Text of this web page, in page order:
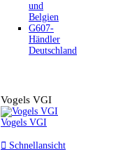
und
Belgien
G607-
Händler
Deutschland
Vogels VGI
Vogels VGI
 Schnellansicht